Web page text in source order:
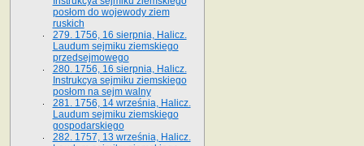
posłom do wojewody ziem
ruskich
279. 1756, 16 sierpnia, Halicz.
Laudum sejmiku ziemskiego
przedsejmowego
280. 1756, 16 sierpnia, Halicz.
Instrukcya sejmiku ziemskiego
posłom na sejm walny
281. 1756, 14 września, Halicz.
Laudum sejmiku ziemskiego
gospodarskiego
282. 1757, 13 września, Halicz.